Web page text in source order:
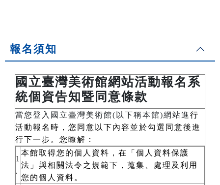
報名須知
國立臺灣美術館網站活動報名系
統個資告知暨同意條款
當您登入國立臺灣美術館(以下稱本館)網站進行
活動報名時，您同意以下內容並於勾選同意後進
行下一步。您瞭解：
1
.
本館取得您的個人資料，在「個人資料保護
法」與相關法令之規範下，蒐集、處理及利用
您的個人資料。